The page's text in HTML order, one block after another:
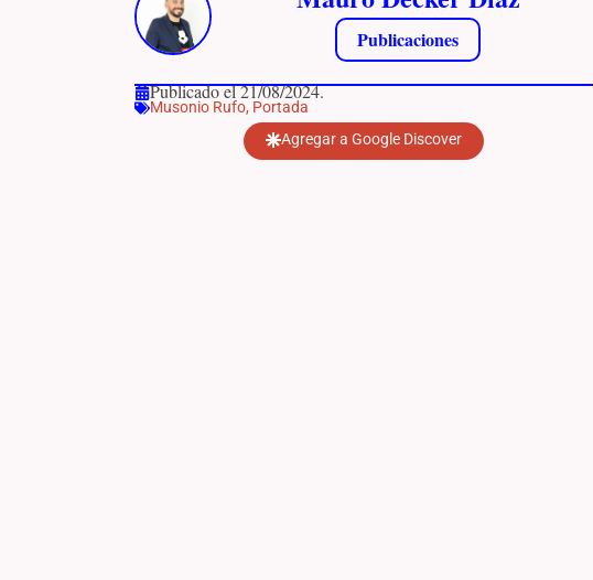
Publicaciones
Publicado el 21/08/2024.
Musonio Rufo, Portada
Agregar a Google Discover